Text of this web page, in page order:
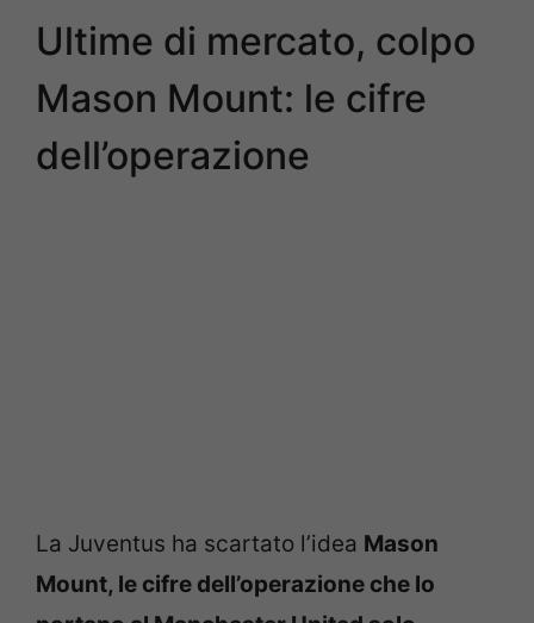
Ultime di mercato, colpo
Mason Mount: le cifre
dell’operazione
La Juventus ha scartato l’idea Mason
Mount, le cifre dell’operazione che lo